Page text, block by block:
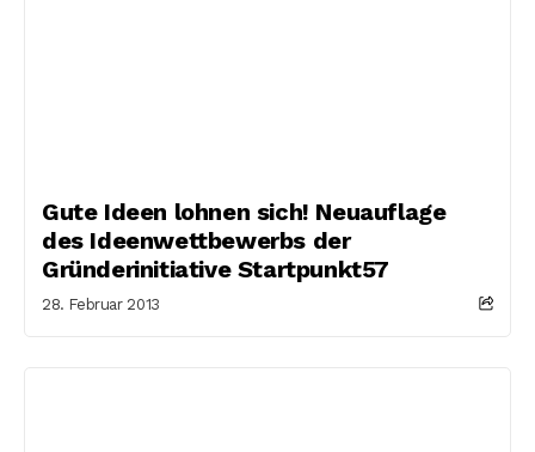
Gute Ideen lohnen sich! Neuauflage
des Ideenwettbewerbs der
Gründerinitiative Startpunkt57
28. Februar 2013